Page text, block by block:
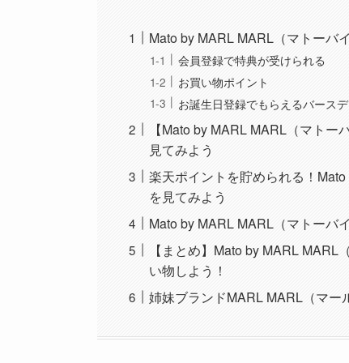
Mato by MARL MARL（マトーバ
会員登録で特典が受けられる
お買い物ポイント
お誕生日登録でもらえるバース
【Mato by MARL MARL（マト
見てみよう
楽天ポイントを貯められる！
を見てみよう
Mato by MARL MARL（マトーバ
【まとめ】Mato by MARL
い物しよう！
姉妹ブランドMARL MARL（マー